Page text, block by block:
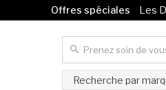
Offres spéciales Les
Recherche par